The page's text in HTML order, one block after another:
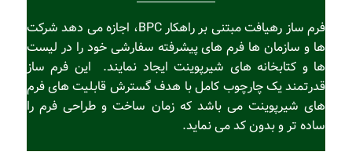
فرم ساز رهیافت مبتنی بر راهکار BPC، اجازه می دهد شرکت
ها و سازمان ها فرم های پیشرفته سفارشی خود را در لیست
ها و کتابخانه های شیرپوینت ایجاد نمایند. این فرم ساز
قدرتمند یک چارچوب کامل با هدف گسترش قابلیت های فرم
های شیرپوینت می باشد که زمان ساخت و طراحی فرم را
ساده تر و بدون کد می نماید.